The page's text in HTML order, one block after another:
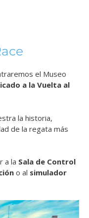
el Museo
a la Vuelta al
la historia,
de la regata más
a la Sala de Control
o al simulador